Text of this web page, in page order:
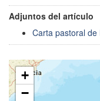
Adjuntos del artículo
Carta pastoral
+
−